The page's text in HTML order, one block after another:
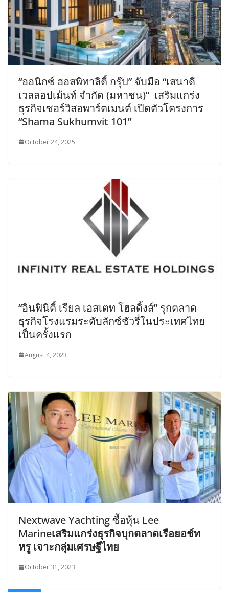
“ออนิกซ์ ฮอสพิทาลิตี้ กรุ๊ป” จับมือ “เสนาดี
เวลลอปเม้นท์ จำกัด (มหาชน)” เสริมแกร่ง
ธุรกิจเซอร์วิสอพาร์ตเมนต์ เปิดตัวโครงการ
“Shama Sukhumvit 101”
October 24, 2025
“อินฟินิตี้ เรียล เอสเตท โฮลดิ้งส์” รุกตลาด
ธุรกิจโรงแรมระดับลักซ์ชัวรี่ในประเทศไทย
เป็นครั้งแรก
August 4, 2023
Nextwave Yachting ซื้อหุ้น Lee
Marineเสริมแกร่งธุรกิจบุกตลาดเรือยอช์ท
หรู เจาะกลุ่มเศรษฐีไทย
October 31, 2023